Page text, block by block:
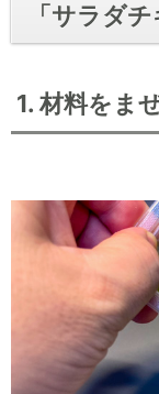
「サラダ
1. 材料をま